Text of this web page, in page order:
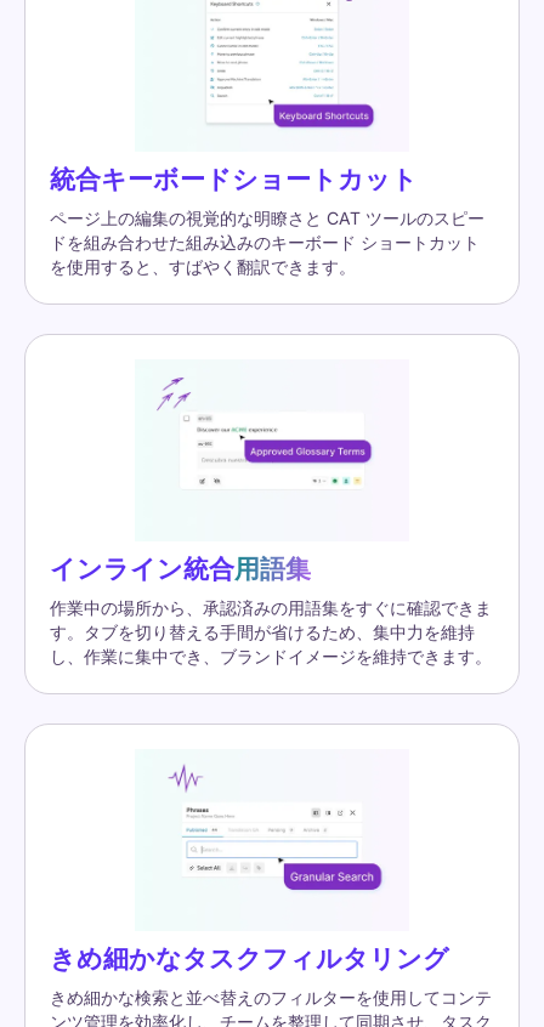
統合キーボードショートカット
ページ上の編集の視覚的な明瞭さと CAT ツールのスピー
ドを組み合わせた組み込みのキーボード ショートカット
を使用すると、すばやく翻訳できます。
インライン統合用語集
作業中の場所から、承認済みの用語集をすぐに確認できま
す。タブを切り替える手間が省けるため、集中力を維持
し、作業に集中でき、ブランドイメージを維持できます。
きめ細かなタスクフィルタリング
きめ細かな検索と並べ替えのフィルターを使用してコンテ
ンツ管理を効率化し、チームを整理して同期させ、タスク